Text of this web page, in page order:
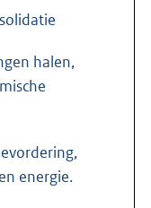
halen,
energie.